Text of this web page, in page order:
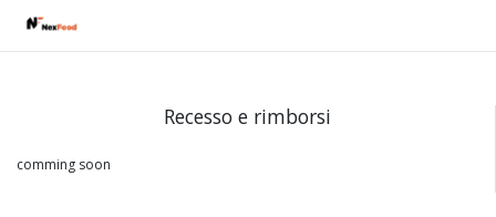
Recesso e rimborsi
comming soon